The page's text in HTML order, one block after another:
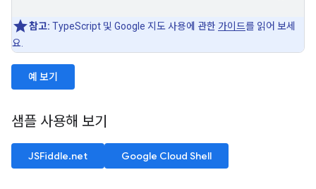
참고: TypeScript 및 Google 지도 사용에 관한 가이드를 읽어 보세
요.
예 보기
샘플 사용해 보기
JSFiddle.net Google Cloud Shell